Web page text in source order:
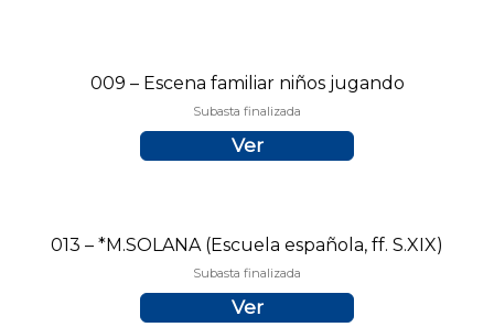
009 – Escena familiar niños jugando
Subasta finalizada
Ver
013 – *M.SOLANA (Escuela española, ff. S.XIX)
Subasta finalizada
Ver